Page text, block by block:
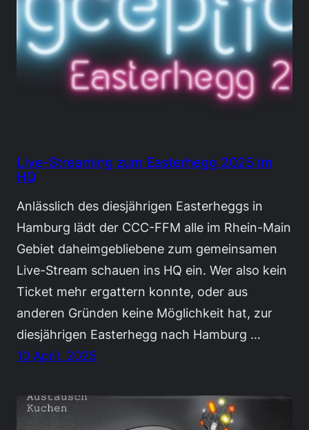
Live-Streaming zum Easterhegg 2025 im
HQ
Anlässlich des diesjährigen Easterheggs in
Hamburg lädt der CCC-FFM alle im Rhein-Main
Gebiet daheimgebliebene zum gemeinsamen
Live-Stream schauen ins HQ ein. Wer also kein
Ticket mehr ergattern konnte, oder aus
anderen Gründen keine Möglichkeit hat, zur
diesjährigen Easterhegg nach Hamburg …
10 April, 2025